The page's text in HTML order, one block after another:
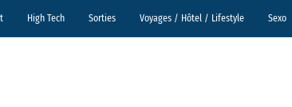
High Tech Sorties Voyages / Hôtel / Lifestyle Sexo